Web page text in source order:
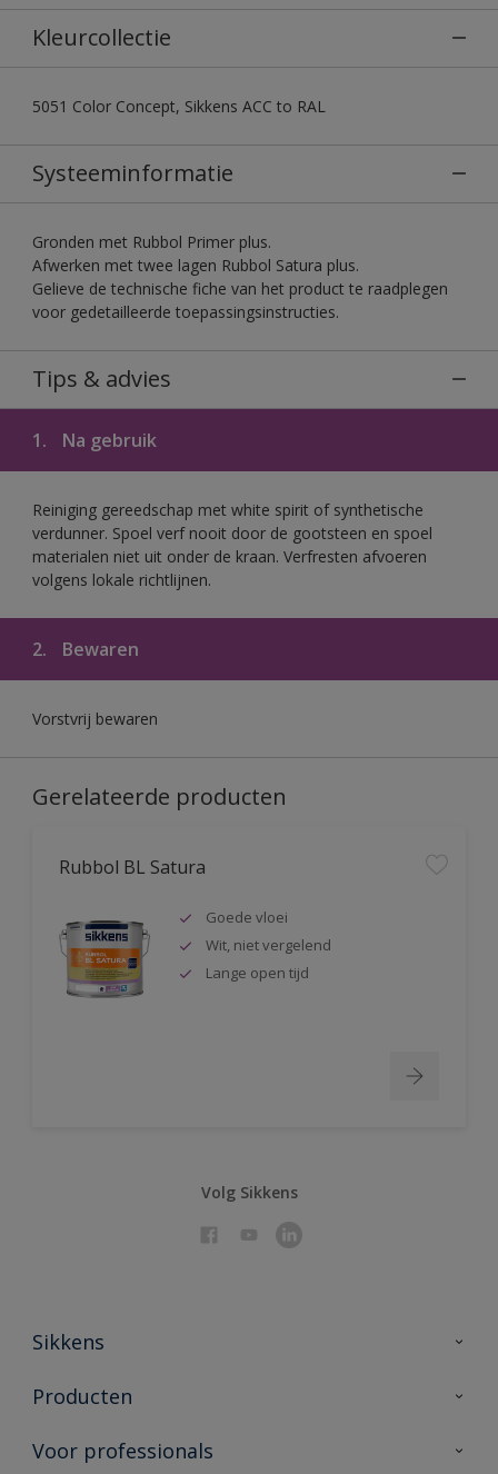
Kleurcollectie
5051 Color Concept, Sikkens ACC to RAL
Systeeminformatie
Gronden met Rubbol Primer plus.
Afwerken met twee lagen Rubbol Satura plus.
Gelieve de technische fiche van het product te raadplegen
voor gedetailleerde toepassingsinstructies.
Tips & advies
1. Na gebruik
Reiniging gereedschap met white spirit of synthetische
verdunner. Spoel verf nooit door de gootsteen en spoel
materialen niet uit onder de kraan. Verfresten afvoeren
volgens lokale richtlijnen.
2. Bewaren
Vorstvrij bewaren
Gerelateerde producten
Rubbol BL Satura
Goede vloei
Wit, niet vergelend
Lange open tijd
Volg Sikkens
Sikkens
Over Sikkens
Duurzaamheid
Producten
Producten voor binnen
Voor professionals